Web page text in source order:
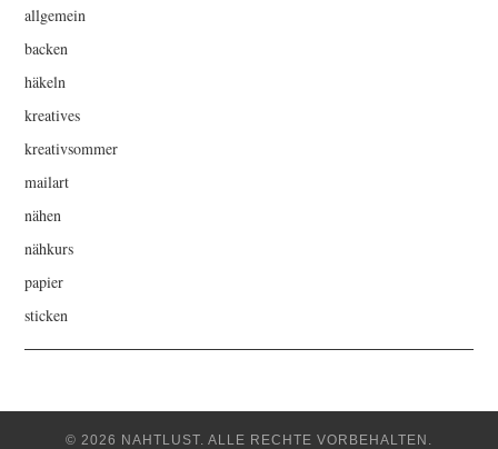
allgemein
backen
häkeln
kreatives
kreativsommer
mailart
nähen
nähkurs
papier
sticken
© 2026 NAHTLUST. ALLE RECHTE VORBEHALTEN.